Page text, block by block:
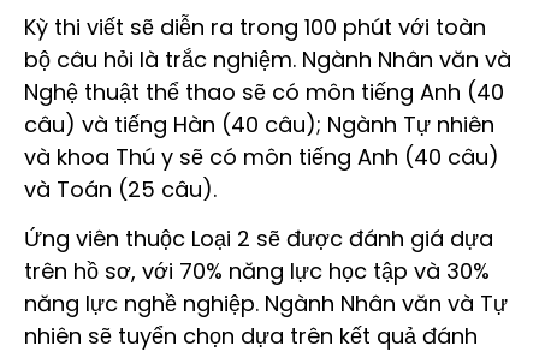
Kỳ thi viết sẽ diễn ra trong 100 phút với toàn
bộ câu hỏi là trắc nghiệm. Ngành Nhân văn và
Nghệ thuật thể thao sẽ có môn tiếng Anh (40
câu) và tiếng Hàn (40 câu); Ngành Tự nhiên
và khoa Thú y sẽ có môn tiếng Anh (40 câu)
và Toán (25 câu).
Ứng viên thuộc Loại 2 sẽ được đánh giá dựa
trên hồ sơ, với 70% năng lực học tập và 30%
năng lực nghề nghiệp. Ngành Nhân văn và Tự
nhiên sẽ tuyển chọn dựa trên kết quả đánh